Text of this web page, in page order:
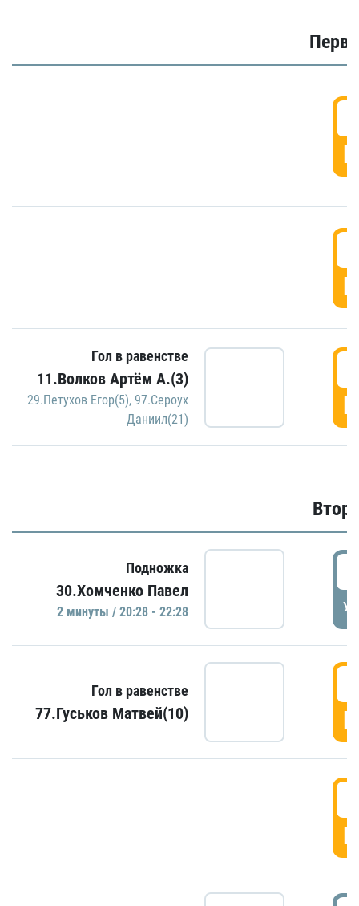
Гол в равенстве
11.Волков Артём А.(3)
29.Петухов Егор(5), 97.Сероух
Даниил(21)
Подножка
30.Хомченко Павел
2 минуты / 20:28 - 22:28
Гол в равенстве
77.Гуськов Матвей(10)